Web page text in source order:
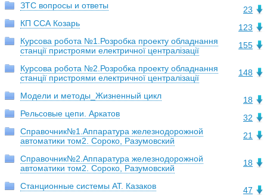
23
ЗТС вопросы и ответы
123
КП ССА Козарь
155
Курсова робота №1.Розробка проекту обладнання
станції пристроями електричної централізації
148
Курсова робота №2.Розробка проекту обладнання
станції пристроями електричної централізації
18
Модели и методы_Жизненный цикл
32
Рельсовые цепи. Аркатов
21
Справочник№1.Аппаратура железнодорожной
автоматики том2. Сороко, Разумовский
18
Справочник№2.Аппаратура железнодорожной
автоматики том2. Сороко, Разумовский
47
Станционные системы АТ. Казаков